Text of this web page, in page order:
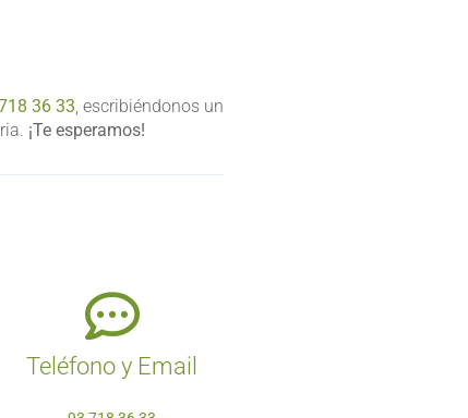
36 33, escribiéndonos un
¡Te esperamos!
Teléfono y Email